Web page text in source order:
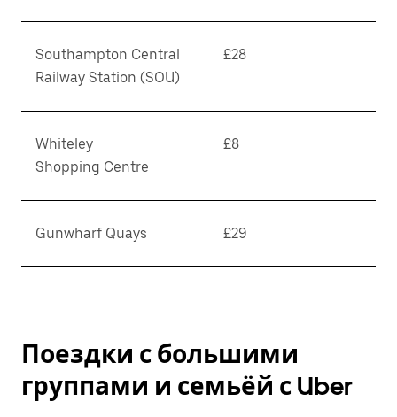
Southampton Central
Railway Station (SOU)
£28
Whiteley
Shopping Centre
£8
Gunwharf Quays £29
Поездки с большими
группами и семьёй с Uber